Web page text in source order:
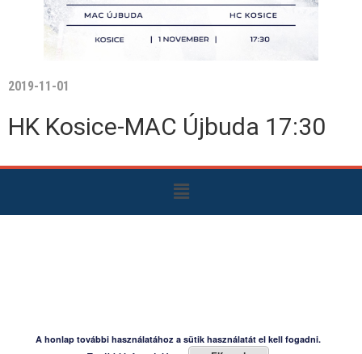
2019-11-01
HK Kosice-MAC Újbuda 17:30
A honlap további használatához a sütik használatát el kell fogadni.